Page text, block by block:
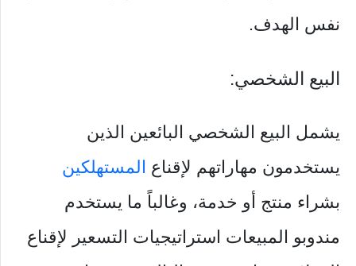
نفس الهدف.
البيع الشخصي:
يشمل البيع الشخصي البائعين الذين
يستخدمون مهاراتهم لإقناع المستهلكين
بشراء منتج أو خدمة، وغالباً ما يستخدم
مندوبو المبيعات استراتيجيات التسعير لإقناع